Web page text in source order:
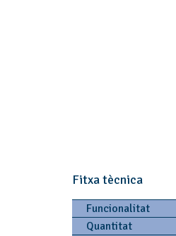
Fitxa tècnica
Funcionalitat
Quantitat